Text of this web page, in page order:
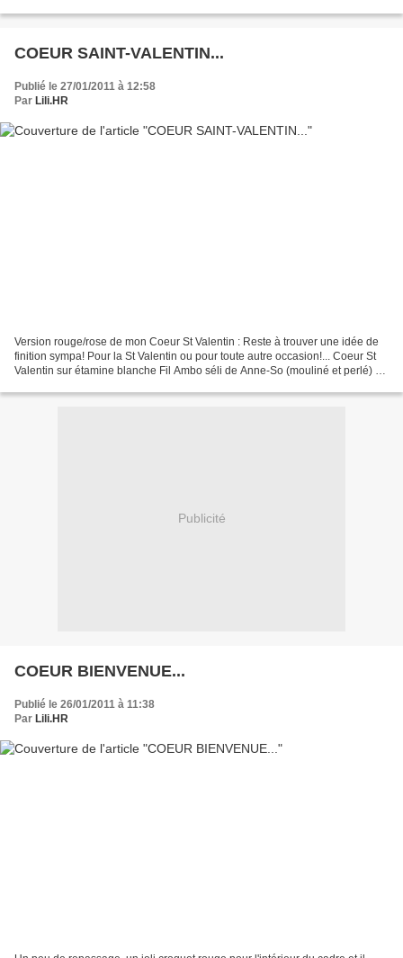
COEUR SAINT-VALENTIN...
Publié le 27/01/2011 à 12:58
Par Lili.HR
Version rouge/rose de mon Coeur St Valentin : Reste à trouver une idée de
finition sympa! Pour la St Valentin ou pour toute autre occasion!... Coeur St
Valentin sur étamine blanche Fil Ambo séli de Anne-So (mouliné et perlé) Si
Publicité
COEUR BIENVENUE...
Publié le 26/01/2011 à 11:38
Par Lili.HR